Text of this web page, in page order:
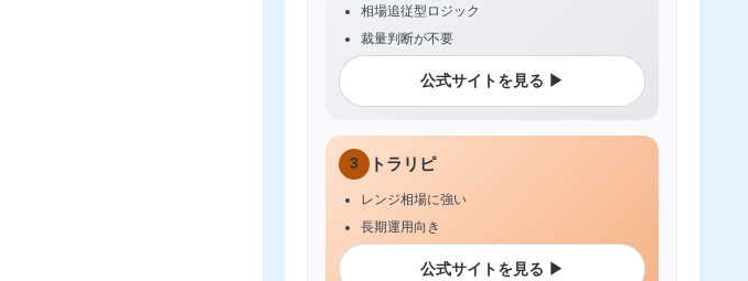
相場追従型ロジック
裁量判断が不要
公式サイトを見る ▶
3 トラリピ
レンジ相場に強い
長期運用向き
公式サイトを見る ▶